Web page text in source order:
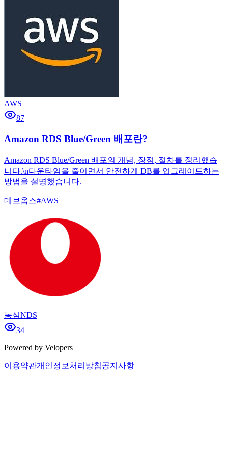
AWS
87
Amazon RDS Blue/Green 배포란?
Amazon RDS Blue/Green 배포의 개념, 장점, 절차를 정리했습
니다.\n다운타임을 줄이면서 안전하게 DB를 업그레이드하는
방법을 설명했습니다.
데브옵스#AWS
농심NDS
34
Powered by Velopers
이용약관개인정보처리방침공지사항